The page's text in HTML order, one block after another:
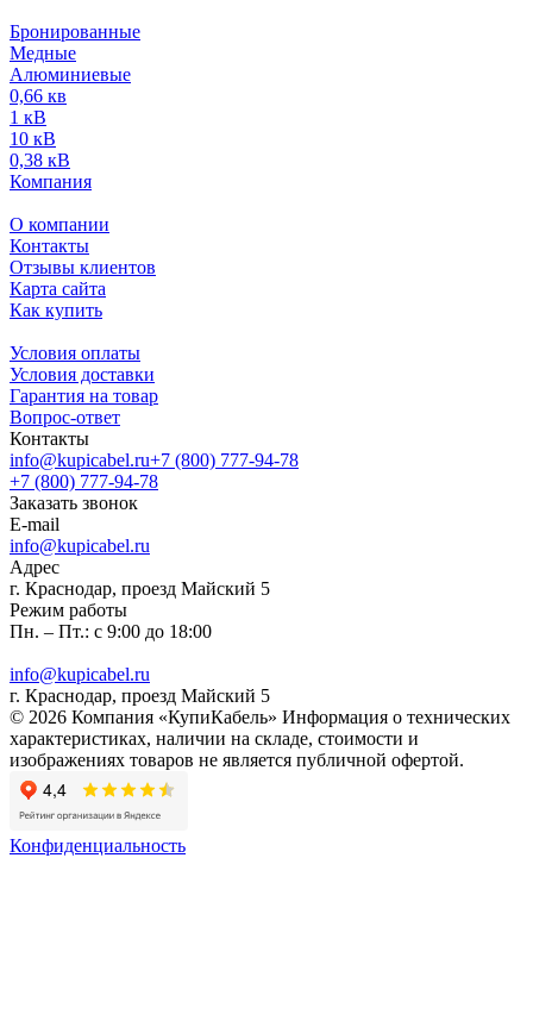
Бронированные
Медные
Алюминиевые
0,66 кв
1 кВ
10 кВ
0,38 кВ
Компания
О компании
Контакты
Отзывы клиентов
Карта сайта
Как купить
Условия оплаты
Условия доставки
Гарантия на товар
Вопрос-ответ
Контакты
info@kupicabel.ru+7 (800) 777-94-78
+7 (800) 777-94-78
Заказать звонок
E-mail
info@kupicabel.ru
Адрес
г. Краснодар, проезд Майский 5
Режим работы
Пн. – Пт.: с 9:00 до 18:00
info@kupicabel.ru
г. Краснодар, проезд Майский 5
© 2026 Компания «КупиКабель» Информация о технических
характеристиках, наличии на складе, стоимости и
изображениях товаров не является публичной офертой.
Конфиденциальность